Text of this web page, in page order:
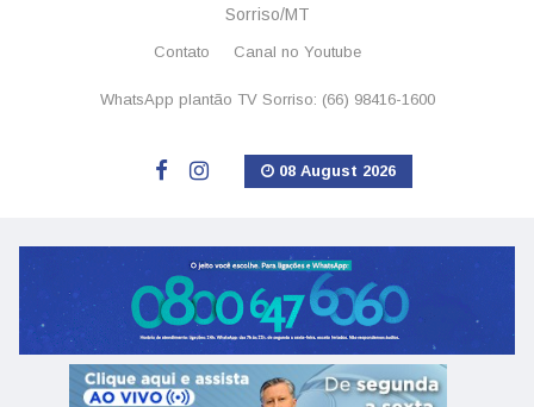
Sorriso/MT
Contato Canal no Youtube
WhatsApp plantão TV Sorriso: (66) 98416-1600
08 August 2026